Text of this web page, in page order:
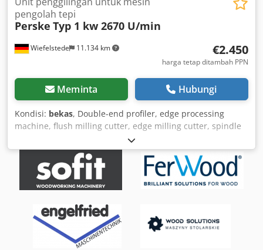
Wiefelstede 11.134 km
pengolah tepi
Perske Typ 1 kw 2670 U/min
€2.450
harga tetap ditambah PPN
Meminta Hubungi
Kondisi: bekas, Double-end profiler, edge processing
machine, flush milling cutter, edge milling cutter, spindle
motor, milling motor - 1x motor: 1/1.5 kW, 2670/5710 rpm
at 50/100 Hz - 1x motor: 5.5 / 8 kW, 2870 / 5880 rpm at
50/100 Hz - Motor: mounted on guides - Motors: swiveling -
Cutter: with indexable inserts - Dimensions:
900/1100/H1000 mm - Weight: 274 kg Crodpfx Aob